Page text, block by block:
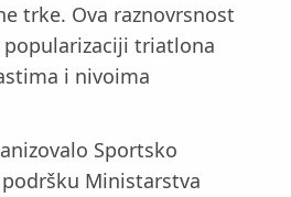
trke. Ova raznovrsnost
triatlona
i nivoima
Sportsko
Ministarstva